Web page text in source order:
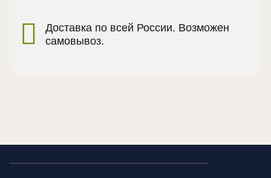
Доставка по всей России. Возможен
самовывоз.